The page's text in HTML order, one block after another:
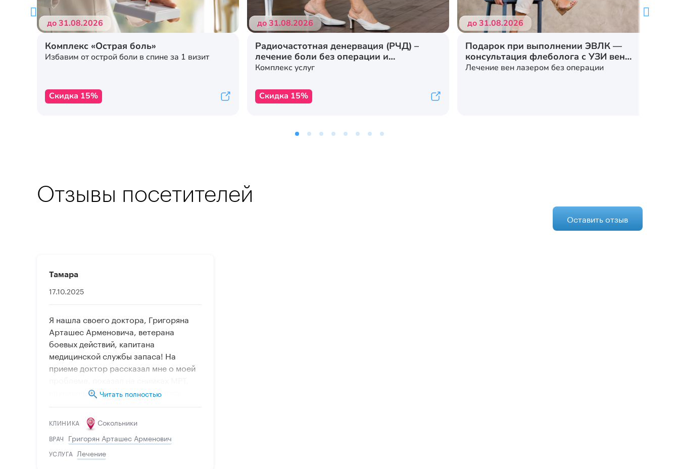
до 31.08.2026
Комплекс «Острая боль»
Избавим от острой боли в спине за 1 визит
Скидка 15%
до 31.08.2026
Радиочастотная денервация (РЧД) –
лечение боли без операции и
стационара
Комплекс услуг
Скидка 15%
до 31.08.2026
Подарок при выполнении ЭВЛК —
консультация флеболога с УЗИ вен
нижних конечностей
Лечение вен лазером без операции
Отзывы посетителей
Оставить отзыв
Тамара
17.10.2025
Я нашла своего доктора, Григоряна
Арташес Арменовича, ветерана
боевых действий, капитана
медицинской службы запаса! На
приеме доктор рассказал мне о моей
назначил лечение и ушел в отпуск.
располагающий к себе. что я не стала
переходить к другому, а выполняла
"домашнее задание" -рекомендации
Арташес Арменовича. Все лечение
проходит под контролем УЗИ. Мы все
Читать полностью
КЛИНИКА Сокольники
ВРАЧ Григорян Арташес Арменович
УСЛУГА Лечение